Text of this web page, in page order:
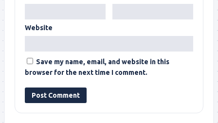
Website
Save my name, email, and website in this
browser for the next time I comment.